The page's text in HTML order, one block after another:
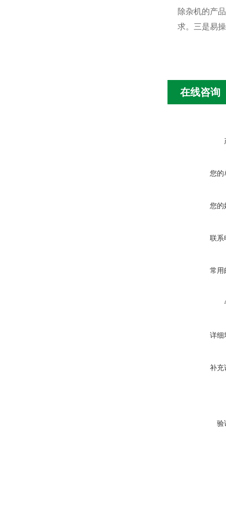
除杂机的产
求。三是易
在线咨询
您的
您的
联系
常用
详细
补充
验